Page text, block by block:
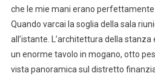
che le mie mani erano perfettamente
Quando varcai la soglia della sala
all’istante. L’architettura della
un enorme tavolo in mogano, otto
vista panoramica sul distretto